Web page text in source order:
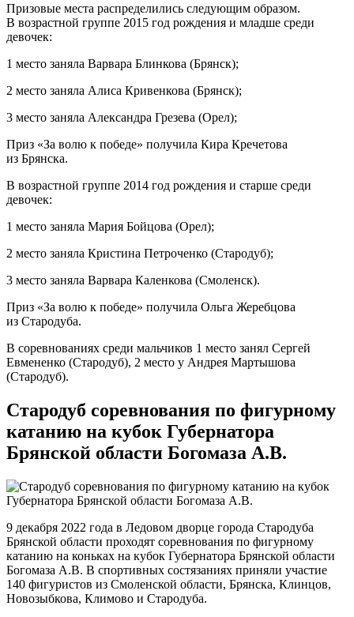
Призовые места распределились следующим образом.
В возрастной группе 2015 год рождения и младше среди
девочек:
1 место заняла Варвара Блинкова (Брянск);
2 место заняла Алиса Кривенкова (Брянск);
3 место заняла Александра Грезева (Орел);
Приз «За волю к победе» получила Кира Кречетова
из Брянска.
В возрастной группе 2014 год рождения и старше среди
девочек:
1 место заняла Мария Бойцова (Орел);
2 место заняла Кристина Петроченко (Стародуб);
3 место заняла Варвара Каленкова (Смоленск).
Приз «За волю к победе» получила Ольга Жеребцова
из Стародуба.
В соревнованиях среди мальчиков 1 место занял Сергей
Евмененко (Стародуб), 2 место у Андрея Мартышова
(Стародуб).
Стародуб соревнования по фигурному
катанию на кубок Губернатора
Брянской области Богомаза А.В.
9 декабря 2022 года в Ледовом дворце города Стародуба
Брянской области проходят соревнования по фигурному
катанию на коньках на кубок Губернатора Брянской области
Богомаза А.В. В спортивных состязаниях приняли участие
140 фигуристов из Смоленской области, Брянска, Клинцов,
Новозыбкова, Климово и Стародуба.